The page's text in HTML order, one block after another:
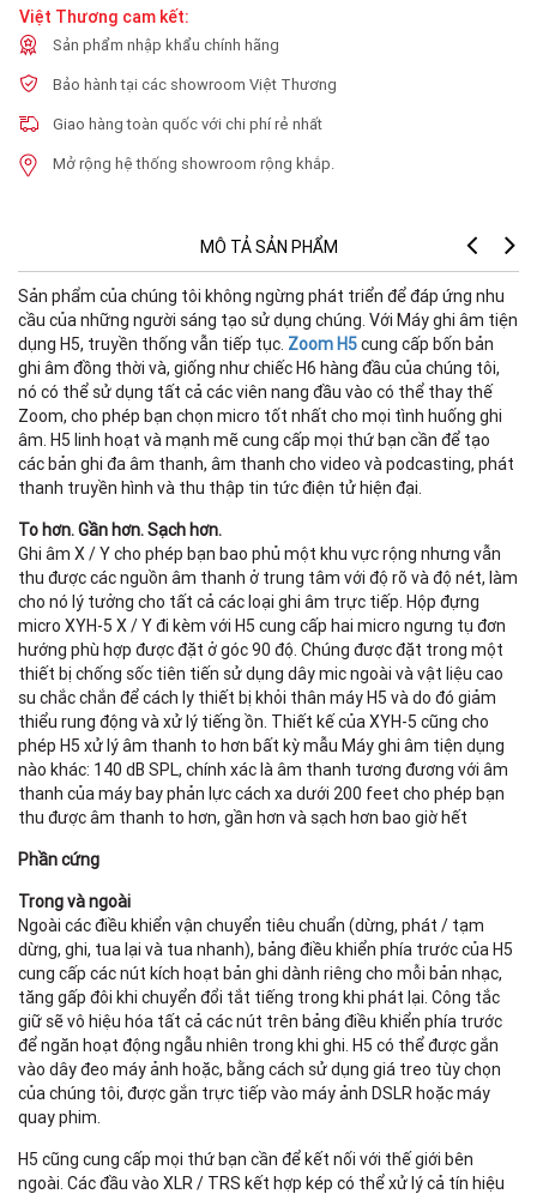
Việt Thương cam kết:
Sản phẩm nhập khẩu chính hãng
Bảo hành tại các showroom Việt Thương
Giao hàng toàn quốc với chi phí rẻ nhất
Mở rộng hệ thống showroom rộng khắp.
MÔ TẢ SẢN PHẨM
Sản phẩm của chúng tôi không ngừng phát triển để đáp ứng nhu
cầu của những người sáng tạo sử dụng chúng. Với Máy ghi âm tiện
dụng H5, truyền thống vẫn tiếp tục. Zoom H5cung cấp bốn bản
ghi âm đồng thời và, giống như chiếc H6 hàng đầu của chúng tôi,
nó có thể sử dụng tất cả các viên nang đầu vào có thể thay thế
Zoom, cho phép bạn chọn micro tốt nhất cho mọi tình huống ghi
âm. H5 linh hoạt và mạnh mẽ cung cấp mọi thứ bạn cần để tạo
các bản ghi đa âm thanh, âm thanh cho video và podcasting, phát
thanh truyền hình và thu thập tin tức điện tử hiện đại.
To hơn. Gần hơn. Sạch hơn.
Ghi âm X / Y cho phép bạn bao phủ một khu vực rộng nhưng vẫn
thu được các nguồn âm thanh ở trung tâm với độ rõ và độ nét, làm
cho nó lý tưởng cho tất cả các loại ghi âm trực tiếp. Hộp đựng
micro XYH-5 X / Y đi kèm với H5 cung cấp hai micro ngưng tụ đơn
hướng phù hợp được đặt ở góc 90 độ. Chúng được đặt trong một
thiết bị chống sốc tiên tiến sử dụng dây mic ngoài và vật liệu cao
su chắc chắn để cách ly thiết bị khỏi thân máy H5 và do đó giảm
thiểu rung động và xử lý tiếng ồn. Thiết kế của XYH-5 cũng cho
phép H5 xử lý âm thanh to hơn bất kỳ mẫu Máy ghi âm tiện dụng
nào khác: 140 dB SPL, chính xác là âm thanh tương đương với âm
thanh của máy bay phản lực cách xa dưới 200 feet cho phép bạn
thu được âm thanh to hơn, gần hơn và sạch hơn bao giờ hết
Phần cứng
Trong và ngoài
Ngoài các điều khiển vận chuyển tiêu chuẩn (dừng, phát / tạm
dừng, ghi, tua lại và tua nhanh), bảng điều khiển phía trước của H5
cung cấp các nút kích hoạt bản ghi dành riêng cho mỗi bản nhạc,
tăng gấp đôi khi chuyển đổi tắt tiếng trong khi phát lại. Công tắc
giữ sẽ vô hiệu hóa tất cả các nút trên bảng điều khiển phía trước
để ngăn hoạt động ngẫu nhiên trong khi ghi. H5 có thể được gắn
vào dây đeo máy ảnh hoặc, bằng cách sử dụng giá treo tùy chọn
của chúng tôi, được gắn trực tiếp vào máy ảnh DSLR hoặc máy
quay phim.
H5 cũng cung cấp mọi thứ bạn cần để kết nối với thế giới bên
ngoài. Các đầu vào XLR / TRS kết hợp kép có thể xử lý cả tín hiệu